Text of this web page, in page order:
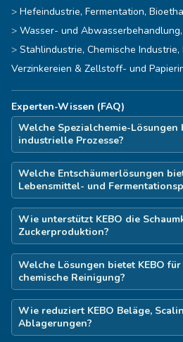
Hefeindustrie, Fermentation,
Wasser- und
Stahlindustrie, Chemische Industrie,
Verzinkereien & Zellstoff- und
Experten-Wissen (FAQ)
Welche Spezialchemie-Lösungen
industrielle Prozesse?
Welche Entschäumerlösungen
Lebensmittel- und
Wie unterstützt KEBO die
Zuckerproduktion?
Welche Lösungen bietet KEBO
chemische Reinigung?
Wie reduziert KEBO Beläge,
Ablagerungen?